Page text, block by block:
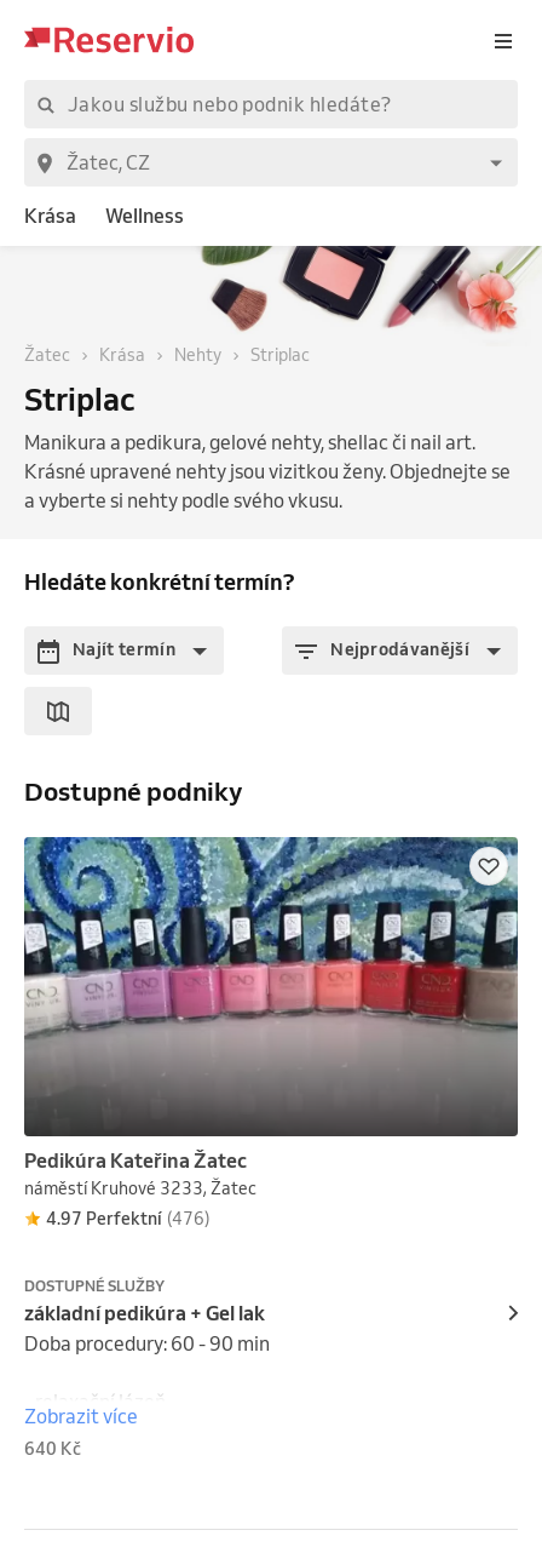
Krása Wellness
Žatec Krása Nehty Striplac
Striplac
Manikura a pedikura, gelové nehty, shellac či nail art.
Krásné upravené nehty jsou vizitkou ženy. Objednejte se
a vyberte si nehty podle svého vkusu.
Hledáte konkrétní termín?
Najít termín Nejprodávanější
Dostupné podniky
Pedikúra Kateřina Žatec
náměstí Kruhové 3233, Žatec
4.97 Perfektní (476)
DOSTUPNÉ SLUŽBY
základní pedikúra + Gel lak
Doba procedury: 60 - 90 min
- relaxační lázeň
- odstranění zrohovatělé kůže skalpelem
- dočištění profesionální bruskou
Zobrazit více
640 Kč